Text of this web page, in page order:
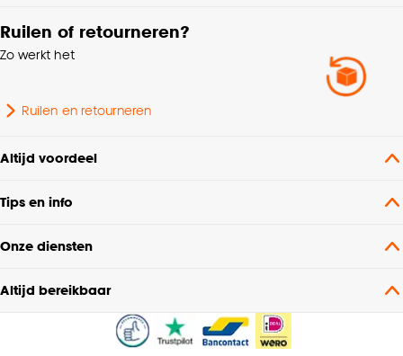
Ruilen of retourneren?
Zo werkt het
Ruilen en retourneren
Altijd voordeel
Tips en info
Onze diensten
Altijd bereikbaar